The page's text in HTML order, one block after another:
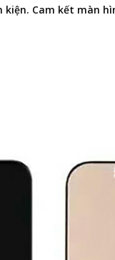
kiện. Cam kết màn